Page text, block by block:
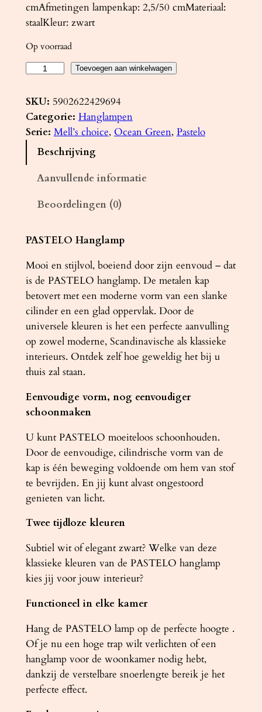
cmAfmetingen lampenkap: 2,5/50 cmMateriaal:
staalKleur: zwart
Op voorraad
n
g
l
T
L
O
3
z
w
a
r
t
a
n
t
a
l
Toevoegen aan winkelwagen
SKU: 5902622429694
Categorie: Hanglampen
Serie: Mell’s choice, Ocean Green, Pastelo
Beschrijving
Aanvullende informatie
Beoordelingen (0)
PASTELO Hanglamp
Mooi en stijlvol, boeiend door zijn eenvoud – dat
is de PASTELO hanglamp. De metalen kap
betovert met een moderne vorm van een slanke
cilinder en een glad oppervlak. Door de
universele kleuren is het een perfecte aanvulling
op zowel moderne, Scandinavische als klassieke
interieurs. Ontdek zelf hoe geweldig het bij u
thuis zal staan.
Eenvoudige vorm, nog eenvoudiger
schoonmaken
U kunt PASTELO moeiteloos schoonhouden.
Door de eenvoudige, cilindrische vorm van de
kap is één beweging voldoende om hem van stof
te bevrijden. En jij kunt alvast ongestoord
genieten van licht.
Twee tijdloze kleuren
Subtiel wit of elegant zwart? Welke van deze
klassieke kleuren van de PASTELO hanglamp
kies jij voor jouw interieur?
Functioneel in elke kamer
Hang de PASTELO lamp op de perfecte hoogte .
Of je nu een hoge trap wilt verlichten of een
hanglamp voor de woonkamer nodig hebt,
dankzij de verstelbare snoerlengte bereik je het
perfecte effect.